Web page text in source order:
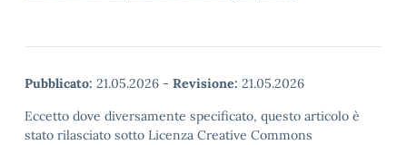
Pubblicato: 21.05.2026 - Revisione: 21.05.2026
Eccetto dove diversamente specificato, questo articolo è
stato rilasciato sotto Licenza Creative Commons